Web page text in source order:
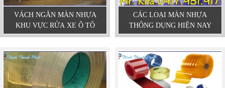
VÁCH NGĂN MÀN NHỰA
KHU VỰC RỬA XE Ô TÔ
CÁC LOẠI MÀN NHỰA
THÔNG DỤNG HIỆN NAY